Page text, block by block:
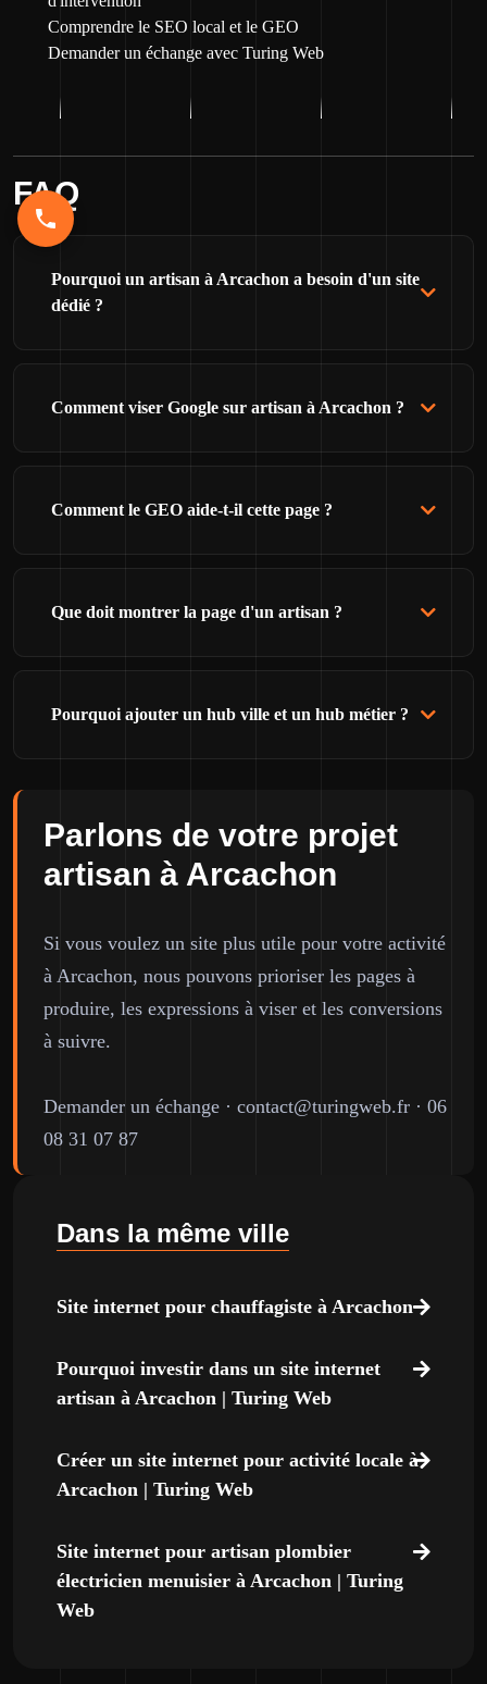
Comprendre le SEO local et le GEO
Demander un échange avec Turing Web
FAQ
Pourquoi un artisan à Arcachon a besoin d'un site
dédié ?
Comment viser Google sur artisan à Arcachon ?
Comment le GEO aide-t-il cette page ?
Que doit montrer la page d'un artisan ?
Pourquoi ajouter un hub ville et un hub métier ?
Parlons de votre projet
artisan à Arcachon
Si vous voulez un site plus utile pour votre activité
à Arcachon, nous pouvons prioriser les pages à
produire, les expressions à viser et les conversions
à suivre.
Demander un échange · contact@turingweb.fr · 06
08 31 07 87
Dans la même ville
Site internet pour chauffagiste à Arcachon
Pourquoi investir dans un site internet
artisan à Arcachon | Turing Web
Créer un site internet pour activité locale à
Arcachon | Turing Web
Site internet pour artisan plombier
électricien menuisier à Arcachon | Turing
Web